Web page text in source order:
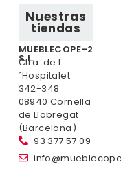
Nuestras
tiendas
MUEBLECOPE-2
S.L.
Ctra. de l
´Hospitalet
342-348
08940 Cornella
de Llobregat
(Barcelona)
93 377 57 09